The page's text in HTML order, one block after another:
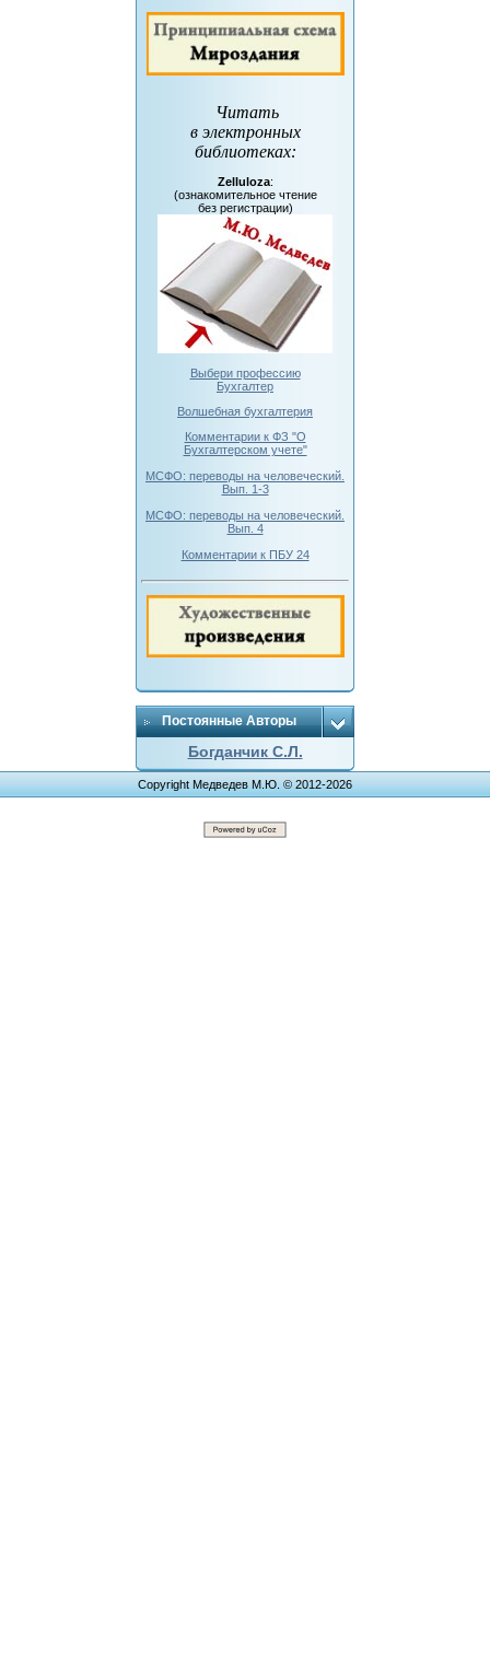
Читать
в электронных
библиотеках:
Zelluloza:
(ознакомительное чтение
без регистрации)
Выбери профессию
Бухгалтер
Волшебная бухгалтерия
Комментарии к ФЗ "О
Бухгалтерском учете"
МСФО: переводы на человеческий.
Вып. 1-3
МСФО: переводы на человеческий.
Вып. 4
Комментарии к ПБУ 24
Постоянные Авторы
Богданчик С.Л.
Copyright Медведев М.Ю. © 2012-2026